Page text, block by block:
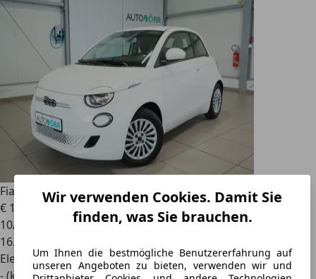
Wir verwenden Cookies. Damit Sie
finden, was Sie brauchen.
Um Ihnen die bestmögliche Benutzererfahrung auf
unseren Angeboten zu bieten, verwenden wir und
Fiat 500eApple CarPlay/Android Auto+Spurhalteass.
€ 16.400
10/2023
16.500 km
Elektro
- (kWh/100 km)